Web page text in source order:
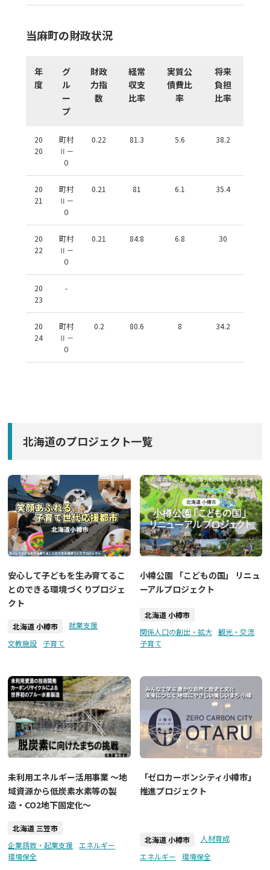
当麻町の財政状況
年
度
グ
ル
ー
プ
財政
力指
数
経常
収支
比率
実質公
債費比
率
将来
負担
比率
20
20
町村
Ⅱ－
０
0.22 81.3 5.6 38.2
20
21
町村
Ⅱ－
０
0.21 81 6.1 35.4
20
22
町村
Ⅱ－
０
0.21 84.8 6.8 30
20
23
-
20
24
町村
Ⅱ－
０
0.2 80.6 8 34.2
北海道のプロジェクト一覧
安心して子どもを生み育てるこ
とのできる環境づくりプロジェ
クト
北海道 小樽市
就業支援
文教施設
子育て
小樽公園 「こどもの国」 リニュ
ーアルプロジェクト
北海道 小樽市
関係人口の創出・拡大
観光・交流
子育て
未利用エネルギー活用事業 ～地
域資源から低炭素水素等の製
造・CO2地下固定化～
北海道 三笠市
企業誘致・起業支援
エネルギー
環境保全
「ゼロカーボンシティ小樽市」
推進プロジェクト
北海道 小樽市
人材育成
エネルギー
環境保全